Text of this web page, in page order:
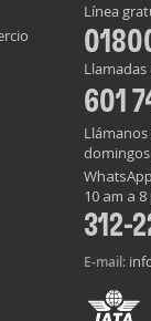
Línea
601
10 am a
312-
E-mail: